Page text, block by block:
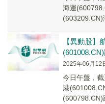
海運
(603209.CN)
【異動股】
2025年06月12
今日午盤，
港
(600798.CN)